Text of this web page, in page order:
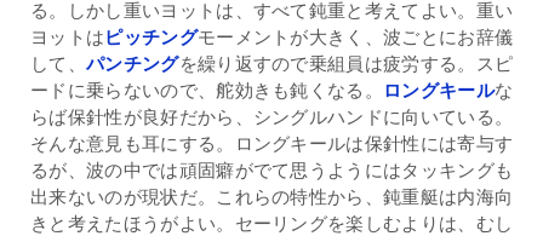
る。しかし重いヨットは、すべて鈍重と考えてよい。重い
ヨットはピッチングモーメントが大きく、波ごとにお辞儀
して、パンチングを繰り返すので乗組員は疲労する。スピ
ードに乗らないので、舵効きも鈍くなる。
ロングキールな
らば保針性が良好だから、シングルハンドに向いている。
そんな意見も耳にする。ロングキールは保針性には寄与す
るが、波の中では頑固癖がでて思うようにはタッキングも
出来ないのが現状だ。これらの特性から、鈍重艇は内海向
きと考えたほうがよい。セーリングを楽しむよりは、むし